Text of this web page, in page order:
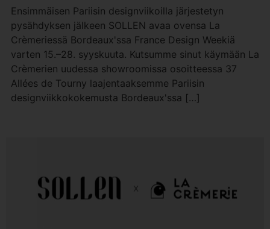
Ensimmäisen Pariisin designviikoilla järjestetyn
pysähdyksen jälkeen SOLLEN avaa ovensa La
Crèmeriessä Bordeaux'ssa France Design Weekiä
varten 15.–28. syyskuuta. Kutsumme sinut käymään La
Crèmerien uudessa showroomissa osoitteessa 37
Allées de Tourny laajentaaksemme Pariisin
designviikkokokemusta Bordeaux'ssa […]